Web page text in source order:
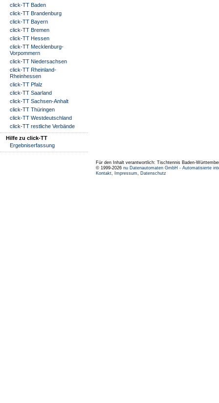
click-TT Baden
click-TT Brandenburg
click-TT Bayern
click-TT Bremen
click-TT Hessen
click-TT Mecklenburg-
Vorpommern
click-TT Niedersachsen
click-TT Rheinland-
Rheinhessen
click-TT Pfalz
click-TT Saarland
click-TT Sachsen-Anhalt
click-TT Thüringen
click-TT Westdeutschland
click-TT restliche Verbände
Hilfe zu click-TT
Ergebniserfassung
Für den Inhalt verantwortlich: Tischtennis Baden-
© 1999-2026 nu Datenautomaten GmbH - Automatisierte
Kontakt, Impressum, Datenschutz